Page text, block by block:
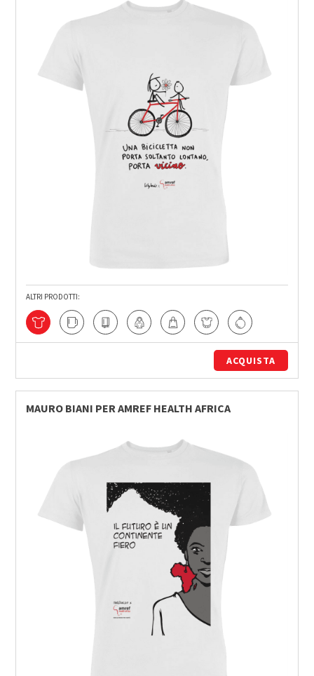
ALTRI PRODOTTI:
ACQUISTA
MAURO BIANI PER AMREF HEALTH AFRICA